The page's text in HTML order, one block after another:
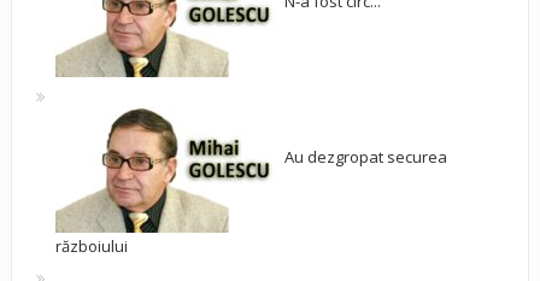
Au dezgropat securea
războiului